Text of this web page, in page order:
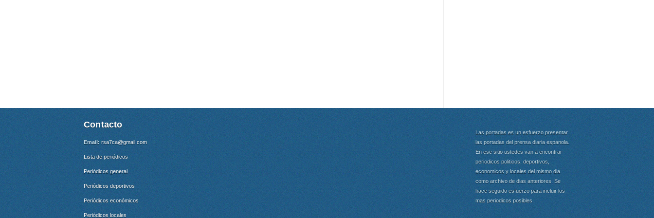
Contacto
Email: rsa7ca@gmail.com
Lista de periódicos
Periódicos general
Periódicos deportivos
Periódicos económicos
Periódicos locales
Las portadas es un esfuerzo presentar
las portadas del prensa diaria espanola.
En ese sitio ustedes van a encontrar
periodicos politicos, deportivos,
economicos y locales del mismo dia
como archivo de dias anteriores. Se
hace seguido esfuerzo para incluir los
mas periodicos posibles.